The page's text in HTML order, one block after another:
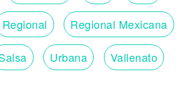
Regional Regional Mexicana
Urbana Vallenato